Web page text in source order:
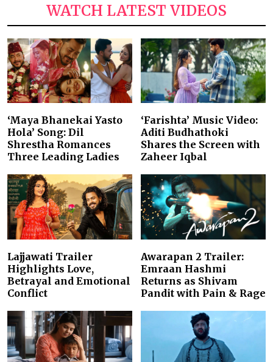
WATCH LATEST VIDEOS
‘Maya Bhanekai Yasto
Hola’ Song: Dil
Shrestha Romances
Three Leading Ladies
‘Farishta’ Music Video:
Aditi Budhathoki
Shares the Screen with
Zaheer Iqbal
Lajjawati Trailer
Highlights Love,
Betrayal and Emotional
Conflict
Awarapan 2 Trailer:
Emraan Hashmi
Returns as Shivam
Pandit with Pain & Rage